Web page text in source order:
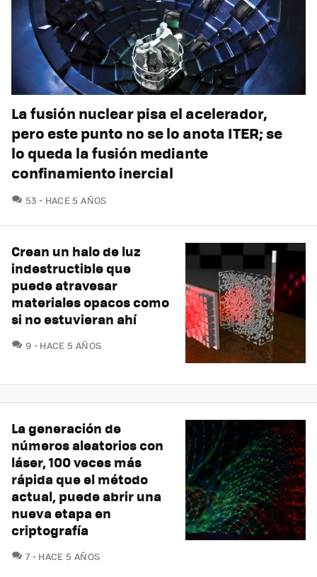
La fusión nuclear pisa el acelerador,
pero este punto no se lo anota ITER; se
lo queda la fusión mediante
confinamiento inercial
53 COMENTARIOS
HACE 5 AÑOS
Crean un halo de luz
indestructible que
puede atravesar
materiales opacos como
si no estuvieran ahí
9 COMENTARIOS
HACE 5 AÑOS
La generación de
números aleatorios con
láser, 100 veces más
rápida que el método
actual, puede abrir una
nueva etapa en
criptografía
7COMENTARIOS
HACE 5 AÑOS